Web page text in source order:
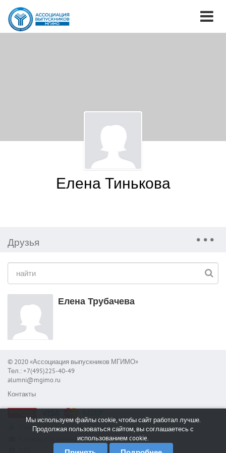
Елена Тинькова
Друзья
Елена Трубачева
© 2020 «Ассоциация выпускников МГИМО»
Тел.: +7(495)225-40-49
alumni@mgimo.ru
Контакты
Сообщить об ошибке
Мы используем файлы cookie, чтобы сайт работал лучше.
Продолжая пользоваться сайтом, вы соглашаетесь с
использованием cookie.